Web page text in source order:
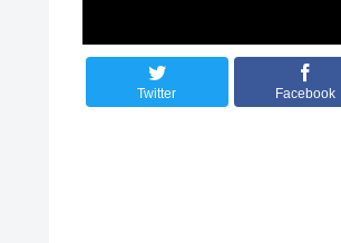
Twitter Facebook